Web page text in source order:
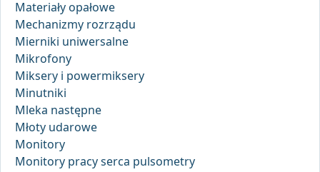
Materiały opałowe
Mechanizmy rozrządu
Mierniki uniwersalne
Mikrofony
Miksery i powermiksery
Minutniki
Mleka następne
Młoty udarowe
Monitory
Monitory pracy serca pulsometry